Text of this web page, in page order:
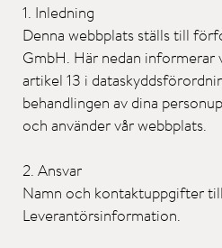
1. Inledning
Denna webbplats ställs till
GmbH. Här nedan informerar
artikel 13 i
behandlingen av dina
och använder vår webbplats.
2. Ansvar
Namn och kontaktuppgifter
Leverantörsinformation.